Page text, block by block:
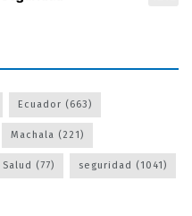
Ecuador (663)
Machala (221)
Salud (77) seguridad (1041)